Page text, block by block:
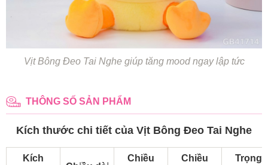
Vịt Bông Đeo Tai Nghe giúp tăng mood ngay lập tức
THÔNG SỐ SẢN PHẨM
Kích thước chi tiết của Vịt Bông Đeo Tai Nghe
Kích
Chiều Chiều Trọng